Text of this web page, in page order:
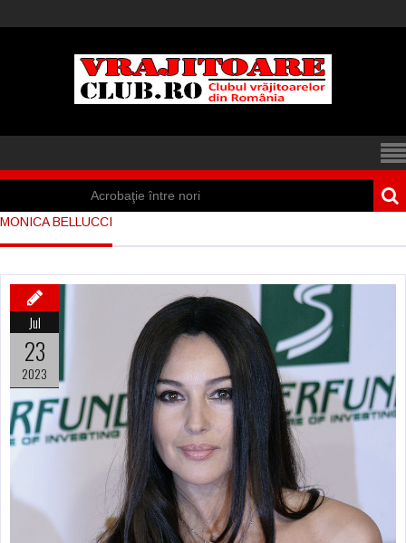
Acrobaţie între nori
Iisus a apărut într-
Marea vânătoare
de vrăjitoare din
Suedia
Vrăjitoare
zburătoare în Mexic
Magia în Thailanda
Madona lacrimilor
din Siracusa
MONICA BELLUCCI
Jul
23
2023